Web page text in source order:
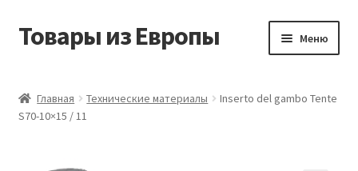
Перейти
Перейти
Товары из Европы Меню
Виды доставки
Главная Технические материалы
Inserto del gambo Tente
S70-10×15 / 11